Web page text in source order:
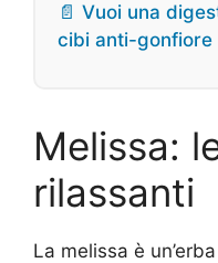
📄 Vuoi una
cibi anti-gonfiore
Melissa:
rilassanti
La melissa è